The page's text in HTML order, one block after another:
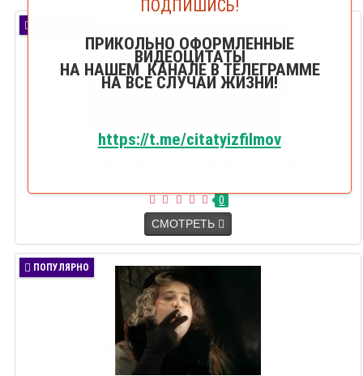
0
СМОТРЕТЬ
ПОПУЛЯРНО
ПОДПИШИСЬ!
ПРИКОЛЬНО ОФОРМЛЕННЫЕ
ВИДЕОЦИТАТЫ
НА НАШЕМ КАНАЛЕ В ТЕЛЕГРАММЕ
НА ВСЕ СЛУЧАИ ЖИЗНИ!
https://t.me/citatyizfilmov